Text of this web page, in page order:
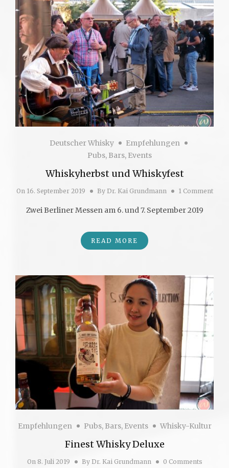
Deutscher Whisky
Empfehlungen
Pubs, Bars, Events
Whiskyherbst und Whiskyfest
On16. September 2019 By Dr. Kai Grundmann 1 Comment
Zwei Berliner Messen am 6. und 7. September 2019
READ MORE
Empfehlungen Pubs, Bars, Events Whisky-Kultur
Finest Whisky Deluxe
On8. Juli 2019 By Dr. Kai Grundmann 0 Comments